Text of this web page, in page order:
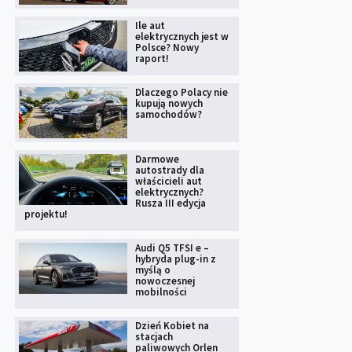
Ile aut
elektrycznych jest w
Polsce? Nowy
raport!
Dlaczego Polacy nie
kupują nowych
samochodów?
Darmowe
autostrady dla
właścicieli aut
elektrycznych?
Rusza III edycja
projektu!
Audi Q5 TFSI e –
hybryda plug-in z
myślą o
nowoczesnej
mobilności
Dzień Kobiet na
stacjach
paliwowych Orlen